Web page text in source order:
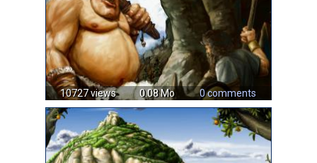
10727 views 0.08 Mo 0 comments